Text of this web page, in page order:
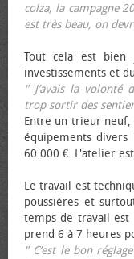
colza, la campagne
est très beau, on
Tout cela est bien
investissements et
" J’avais la volonté
trop sortir des
Entre un trieur neuf,
équipements
60.000 €. L'atelier
Le travail est
poussières et
temps de travail est
prend 6 à 7 heures
" C’est le bon